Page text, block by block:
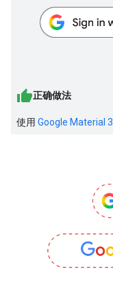
正确做法
使用 Google Material 3